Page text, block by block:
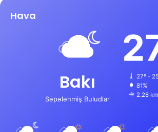
Hava
Bakı
Səpələnmiş Buludlar
27º -
81%
2.28